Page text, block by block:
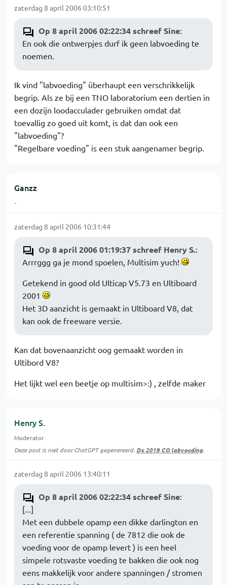
zaterdag 8 april 2006 03:10:51
Op 8 april 2006 02:22:34 schreef Sine:
En ook die ontwerpjes durf ik geen labvoeding te
noemen.
Ik vind "labvoeding" überhaupt een verschrikkelijk
begrip. Als ze bij een TNO laboratorium een dertien in
een dozijn loodacculader gebruiken omdat dat
toevallig zo goed uit komt, is dat dan ook een
"labvoeding"?
"Regelbare voeding" is een stuk aangenamer begrip.
Ganzz
-
zaterdag 8 april 2006 10:31:44
Op 8 april 2006 01:19:37 schreef Henry S.:
Arrrggg ga je mond spoelen, Multisim yuch!
Getekend in good old Ulticap V5.73 en Ultiboard
2001
Het 3D aanzicht is gemaakt in Ultiboard V8, dat
kan ook de freeware versie.
Kan dat bovenaanzicht oog gemaakt worden in
Ultibord V8?
Het lijkt wel een beetje op multisim>:) , zelfde maker
Henry S.
Moderator
Deze post is niet door ChatGPT gegenereerd. De 2019 CO labvoeding.
zaterdag 8 april 2006 13:40:11
Op 8 april 2006 02:22:34 schreef Sine:
[...]
Met een dubbele opamp een dikke darlington en
een referentie spanning ( de 7812 die ook de
voeding voor de opamp levert ) is een heel
simpele rotsvaste voeding te bakken die ook nog
eens makkelijk voor andere spanningen / stromen